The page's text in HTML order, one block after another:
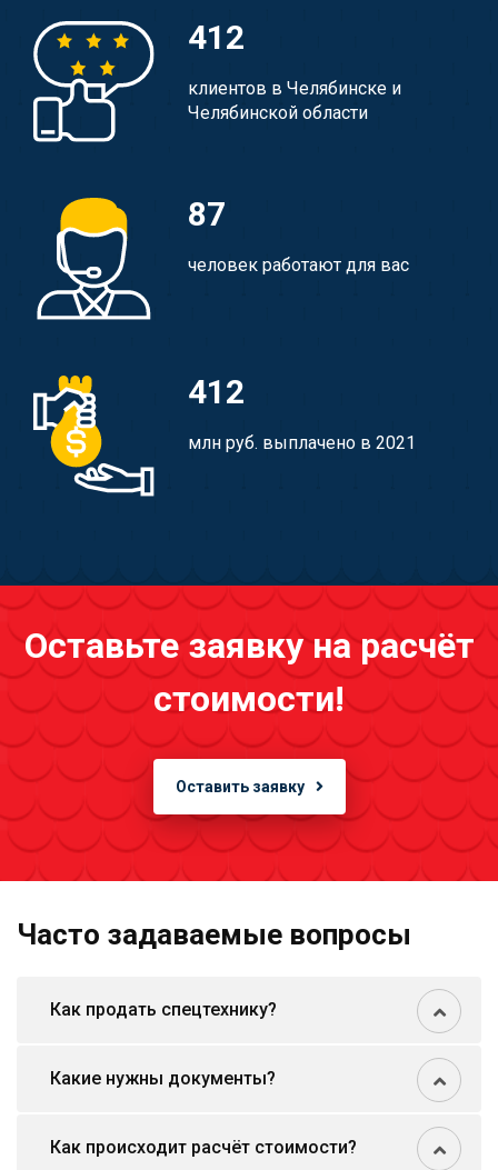
412
клиентов в Челябинске и
Челябинской области
87
человек работают для вас
412
млн руб. выплачено в 2021
Оставьте заявку на расчёт
стоимости!
Оставить заявку
Часто задаваемые вопросы
Как продать спецтехнику?
Какие нужны документы?
Как происходит расчёт стоимости?